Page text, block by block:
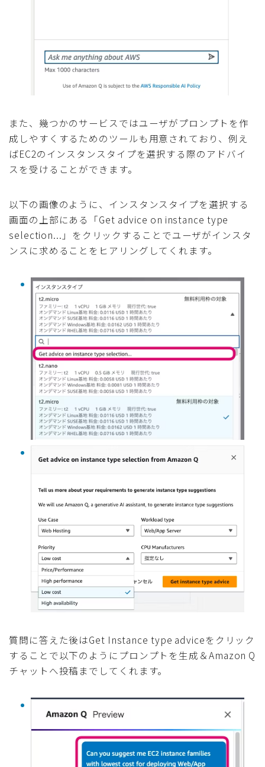
また、幾つかのサービスではユーザがプロンプトを作
成しやすくするためのツールも用意されており、例え
ばEC2のインスタンスタイプを選択する際のアドバイ
スを受けることができます。
以下の画像のように、インスタンスタイプを選択する
画面の上部にある「Get advice on instance type
selection...」をクリックすることでユーザがインスタ
ンスに求めることをヒアリングしてくれます。
質問に答えた後はGet Instance type adviceをクリック
することで以下のようにプロンプトを生成＆Amazon Q
チャットへ投稿までしてくれます。